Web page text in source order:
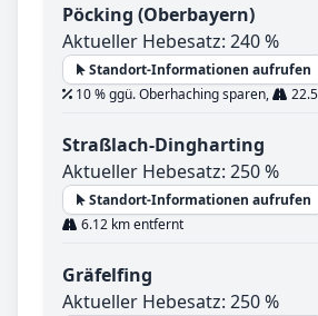
Pöcking (Oberbayern)
Aktueller Hebesatz: 240 %
Standort-Informationen aufrufen
10 % ggü. Oberhaching sparen,
Straßlach-Dingharting
Aktueller Hebesatz: 250 %
Standort-Informationen aufrufen
6.12 km entfernt
Gräfelfing
Aktueller Hebesatz: 250 %